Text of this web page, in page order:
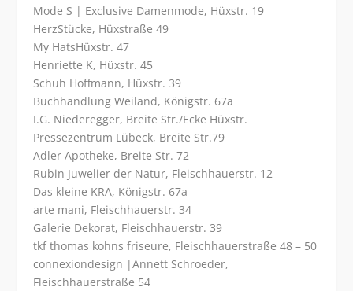
Mode S | Exclusive Damenmode, Hüxstr. 19
HerzStücke, Hüxstraße 49
My HatsHüxstr. 47
Henriette K, Hüxstr. 45
Schuh Hoffmann, Hüxstr. 39
Buchhandlung Weiland, Königstr. 67a
I.G. Niederegger, Breite Str./Ecke Hüxstr.
Pressezentrum Lübeck, Breite Str.79
Adler Apotheke, Breite Str. 72
Rubin Juwelier der Natur, Fleischhauerstr. 12
Das kleine KRA, Königstr. 67a
arte mani, Fleischhauerstr. 34
Galerie Dekorat, Fleischhauerstr. 39
tkf thomas kohns friseure, Fleischhauerstraße 48 – 50
connexiondesign |Annett Schroeder,
Fleischhauerstraße 54